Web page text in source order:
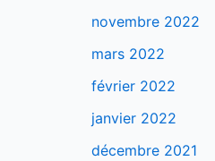
novembre 2022
mars 2022
février 2022
janvier 2022
décembre 2021